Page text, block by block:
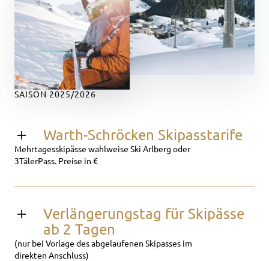
SAISON 2025/2026
Warth-Schröcken Skipasstarife
Mehrtagesskipässe wahlweise Ski Arlberg oder
3TälerPass. Preise in €
Verlängerungstag für Skipässe
ab 2 Tagen
(nur bei Vorlage des abgelaufenen Skipasses im
direkten Anschluss)